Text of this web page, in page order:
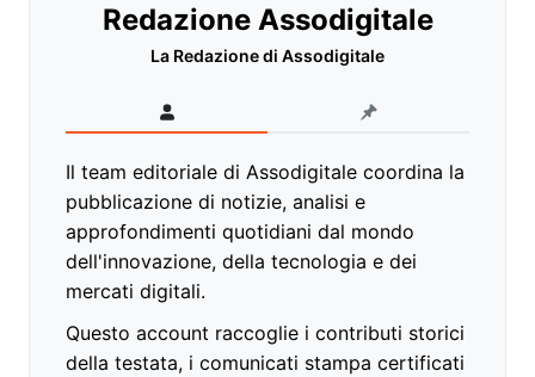
Redazione Assodigitale
La Redazione di Assodigitale
Il team editoriale di Assodigitale coordina la
pubblicazione di notizie, analisi e
approfondimenti quotidiani dal mondo
dell'innovazione, della tecnologia e dei
mercati digitali.
Questo account raccoglie i contributi storici
della testata, i comunicati stampa certificati